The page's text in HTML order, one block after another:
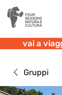
vai a
Gruppi